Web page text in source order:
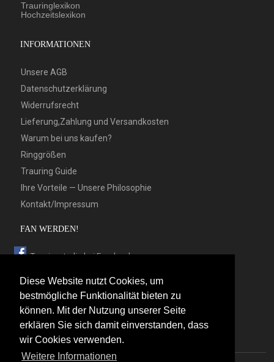
Diese Website nutzt Cookies, um
bestmögliche Funktionalität bieten zu
können. Mit der Nutzung unserer Seite
erklären Sie sich damit einverstanden, dass
wir Cookies verwenden.
Weitere Informationen
Trauringlexikon
Hochzeitslexikon
INFORMATIONEN
Unsere AGB
Datenschutzerklärung
Widerrufsrecht
Lieferung,Zahlung und Versandkosten
Warum bei uns kaufen?
Ringgrößen
Trauring Guide
Ihre Vorteile — Unsere Philosophie
Kontakt/Impressum
FAN WERDEN!
Trauringstudio bei Facebook
Trauringstudio bei Twitter
Trauringstudio bei Pinterest
Trauringstudio bei flickr